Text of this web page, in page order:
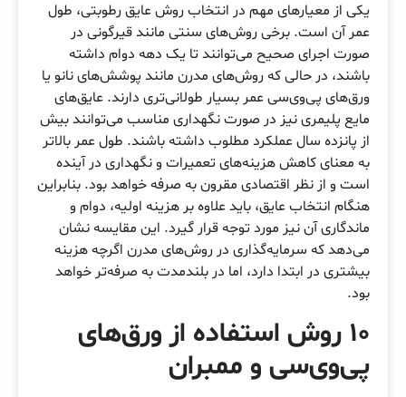
یکی از معیارهای مهم در انتخاب روش عایق‌ رطوبتی، طول
عمر آن است. برخی روش‌های سنتی مانند قیرگونی در
صورت اجرای صحیح می‌توانند تا یک دهه دوام داشته
باشند، در حالی که روش‌های مدرن مانند پوشش‌های نانو یا
ورق‌های پی‌وی‌سی عمر بسیار طولانی‌تری دارند. عایق‌های
مایع پلیمری نیز در صورت نگهداری مناسب می‌توانند بیش
از پانزده سال عملکرد مطلوب داشته باشند. طول عمر بالاتر
به معنای کاهش هزینه‌های تعمیرات و نگهداری در آینده
است و از نظر اقتصادی مقرون به صرفه خواهد بود. بنابراین
هنگام انتخاب عایق، باید علاوه بر هزینه اولیه، دوام و
ماندگاری آن نیز مورد توجه قرار گیرد. این مقایسه نشان
می‌دهد که سرمایه‌گذاری در روش‌های مدرن اگرچه هزینه
بیشتری در ابتدا دارد، اما در بلندمدت به صرفه‌تر خواهد
بود.
10 روش استفاده از ورق‌های
پی‌وی‌سی و ممبران